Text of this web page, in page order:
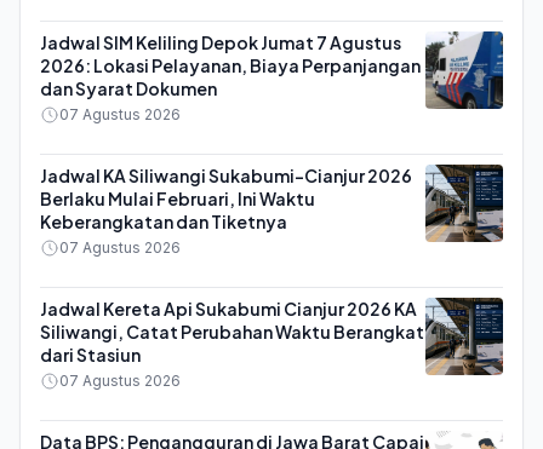
Jadwal SIM Keliling Depok Jumat 7 Agustus
2026: Lokasi Pelayanan, Biaya Perpanjangan
dan Syarat Dokumen
07 Agustus 2026
Jadwal KA Siliwangi Sukabumi-Cianjur 2026
Berlaku Mulai Februari, Ini Waktu
Keberangkatan dan Tiketnya
07 Agustus 2026
Jadwal Kereta Api Sukabumi Cianjur 2026 KA
Siliwangi, Catat Perubahan Waktu Berangkat
dari Stasiun
07 Agustus 2026
Data BPS: Pengangguran di Jawa Barat Capai